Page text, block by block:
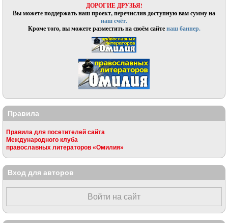
ДОРОГИЕ ДРУЗЬЯ!
Вы можете поддержать наш проект, перечислив доступную вам сумму на
наш счёт.
Кроме того, вы можете разместить на своём сайтенаш баннер.
Правила
Правила для посетителей сайта
Международного клуба
православных литераторов «Омилия»
Вход для авторов
Войти на сайт